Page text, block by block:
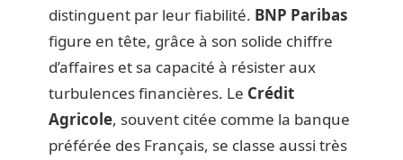
distinguent par leur fiabilité. BNP Paribas
figure en tête, grâce à son solide chiffre
d’affaires et sa capacité à résister aux
turbulences financières. Le Crédit
Agricole, souvent citée comme la banque
préférée des Français, se classe aussi très